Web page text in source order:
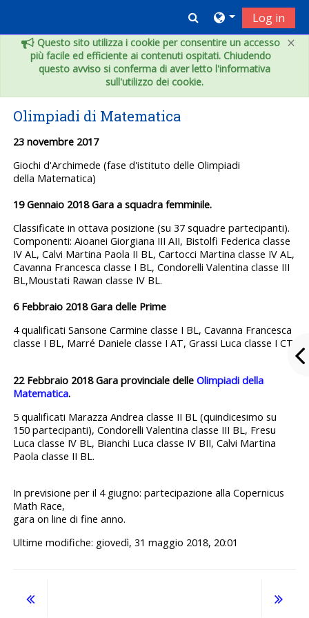
×
Questo sito utilizza i cookie per consentire un accesso
più facile ed efficiente ai contenuti ospitati. Chiudendo
questo avviso si conferma di aver letto l'informativa
sull'utilizzo dei cookie.
Toggle search
Log in
Olimpiadi di Matematica
23 novembre 2017
Giochi d'Archimede (fase d'istituto delle Olimpiadi
della Matematica)
19 Gennaio 2018 Gara a squadra femminile.
Classificate in ottava posizione (su37 squadre partecipanti).
Componenti: Aioanei Giorgiana III AII, Bistolfi Federica classe
IV AL, Calvi Martina Paola II BL, Cartocci Martina classe IV AL,
Cavanna Francesca classe I BL, Condorelli Valentina classe III
BL,Moustati Rawan classe IV BL.
6 Febbraio 2018 Gara delle Prime
4 qualificati Sansone Carmine classe I BL, Cavanna Francesca
classe I BL, Marré Daniele classe I AT, Grassi Luca classe I CT.
22 Febbraio 2018Gara provinciale delleOlimpiadi della
Matematica.
5 qualificati Marazza Andrea classe II BL (quindicesimo su
150 partecipanti), Condorelli Valentina classe III BL, Fresu
Luca classe IV BL, Bianchi Luca classe IV BII, Calvi Martina
Paola classe II BL.
In previsione per il 4 giugno: partecipazione alla Copernicus
Math Race,
gara on line di fine anno.
Ultime modifiche: giovedì, 31 maggio 2018, 20:01